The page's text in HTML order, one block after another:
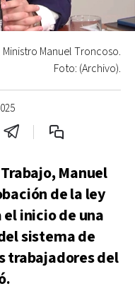
Ministro Manuel Troncoso.
Foto: (Archivo).
Manuel
de la ley
el inicio de una
sistema de
trabajadores del